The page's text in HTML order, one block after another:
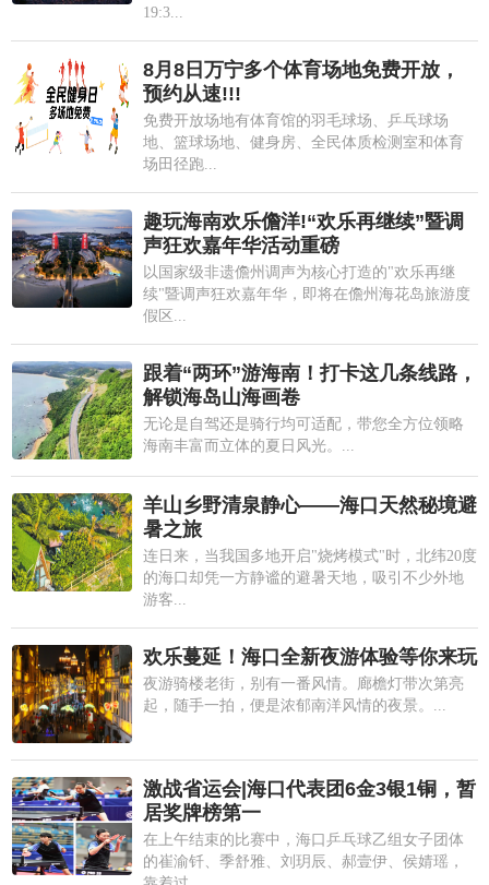
19:3...
8月8日万宁多个体育场地免费开放，
预约从速!!!
免费开放场地有体育馆的羽毛球场、乒乓球场
地、篮球场地、健身房、全民体质检测室和体育
场田径跑...
趣玩海南欢乐儋洋!“欢乐再继续”暨调
声狂欢嘉年华活动重磅
以国家级非遗儋州调声为核心打造的"欢乐再继
续"暨调声狂欢嘉年华，即将在儋州海花岛旅游度
假区...
跟着“两环”游海南！打卡这几条线路，
解锁海岛山海画卷
无论是自驾还是骑行均可适配，带您全方位领略
海南丰富而立体的夏日风光。...
羊山乡野清泉静心——海口天然秘境避
暑之旅
连日来，当我国多地开启"烧烤模式"时，北纬20度
的海口却凭一方静谧的避暑天地，吸引不少外地
游客...
欢乐蔓延！海口全新夜游体验等你来玩
夜游骑楼老街，别有一番风情。廊檐灯带次第亮
起，随手一拍，便是浓郁南洋风情的夜景。...
激战省运会|海口代表团6金3银1铜，暂
居奖牌榜第一
在上午结束的比赛中，海口乒乓球乙组女子团体
的崔渝钎、季舒雅、刘玥辰、郝壹伊、侯婧瑶，